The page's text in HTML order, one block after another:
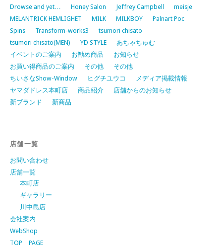
Drowse and yet…
Honey Salon Jeffrey Campbell
meisje
MELANTRICK HEMLIGHET
MILK MILKBOY
Palnart Poc
Spins
Transform-works3
tsumori chisato
tsumori chisato(MEN)
YD STYLE
あちゃちゅむ
イベントのご案内
お勧め商品
お知らせ
お買い得商品のご案内
その他
その他
ちいさなShow-Window
ヒグチユウコ
メディア掲載情報
ヤマダドレス本町店
商品紹介
店舗からのお知らせ
新ブランド
新商品
店舗一覧
お問い合わせ
店舗一覧
本町店
ギャラリー
川中島店
会社案内
WebShop
TOP PAGE